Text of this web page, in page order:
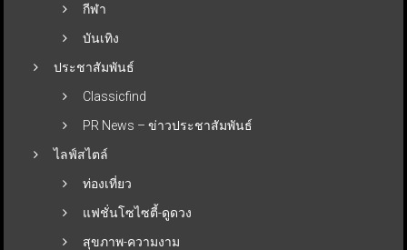
กีฬา
บันเทิง
ประชาสัมพันธ์
Classicfind
PR News – ข่าวประชาสัมพันธ์
ไลฟ์สไตล์
ท่องเที่ยว
แฟชั่นโซไซตี้-ดูดวง
สุขภาพ-ความงาม